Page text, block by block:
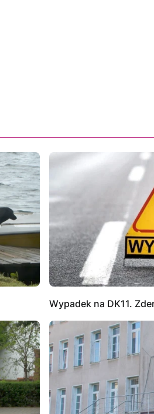
Wypadek na DK11.